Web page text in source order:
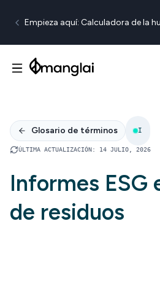
Empieza aquí: Calculadora de la
Glosario de términos I
ÚLTIMA ACTUALIZACIÓN: 14 JULIO, 2026
Informes ESG
de residuos